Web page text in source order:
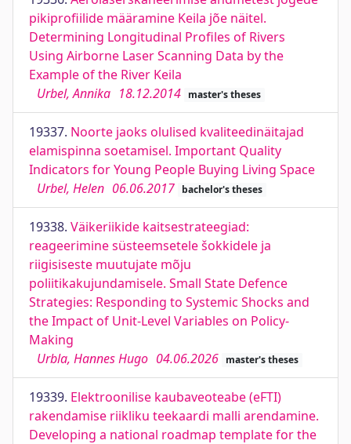
pikiprofiilide määramine Keila jõe näitel.
Determining Longitudinal Profiles of Rivers
Using Airborne Laser Scanning Data by the
Example of the River Keila
Urbel, Annika 18.12.2014 master's theses
19337. Noorte jaoks olulised kvaliteedinäitajad
elamispinna soetamisel. Important Quality
Indicators for Young People Buying Living Space
Urbel, Helen 06.06.2017 bachelor's theses
19338. Väikeriikide kaitsestrateegiad:
reageerimine süsteemsetele šokkidele ja
riigisiseste muutujate mõju
poliitikakujundamisele. Small State Defence
Strategies: Responding to Systemic Shocks and
the Impact of Unit-Level Variables on Policy-
Making
Urbla, Hannes Hugo 04.06.2026 master's theses
19339. Elektroonilise kaubaveoteabe (eFTI)
rakendamise riikliku teekaardi malli arendamine.
Developing a national roadmap template for the